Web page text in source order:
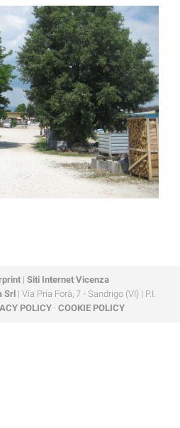
| Siti Internet Vicenza
Srl | Via Pria Forà, 7 - Sandrigo (VI) | P.I.
POLICY · COOKIE POLICY